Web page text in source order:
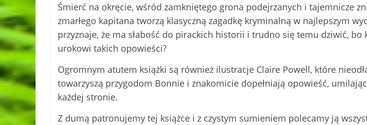
Śmierć na okręcie, wśród zamkniętego grona podejrzanych i tajemnicze
zmarłego kapitana tworzą klasyczną zagadkę kryminalną w najlepszym
przyznaje, że ma słabość do pirackich historii i trudno się temu dziwić, bo
urokowi takich opowieści?
Ogromnym atutem książki są również ilustracje Claire Powell, które
towarzyszą przygodom Bonnie i znakomicie dopełniają opowieść,
każdej stronie.
Z dumą patronujemy tej książce i z czystym sumieniem polecamy ją